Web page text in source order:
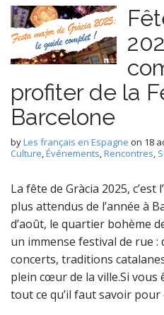
profiter de la
Barcelone
byLes français en Espagne on 18
Culture,Événements,Rencontres,
La fête de Gràcia 2025, c’est
plus attendus de l’année à
d’août, le quartier bohème
un immense festival de rue
concerts, traditions
plein cœur de la ville.Si vous
tout ce qu’il faut savoir pour